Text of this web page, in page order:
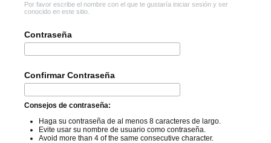
Por favor escribe el nombre con el que te gustaría iniciar sesión y ser
conocido en este sitio.
Contraseña
Confirmar Contraseña
Consejos de contraseña:
Haga su contraseña de al menos 8 caracteres de largo.
Evite usar su nombre de usuario como contraseña.
Avoid more than 4 of the same consecutive character.